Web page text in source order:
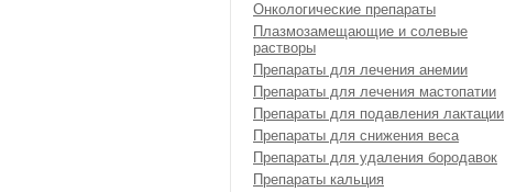
Онкологические препараты
Плазмозамещающие и солевые
растворы
Препараты для лечения анемии
Препараты для лечения мастопатии
Препараты для подавления лактации
Препараты для снижения веса
Препараты для удаления бородавок
Препараты кальция